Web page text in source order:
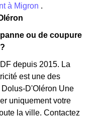
à Migron .
ou de coupure
depuis 2015. La
est une des
D'Oléron Une
uniquement votre
la ville. Contactez